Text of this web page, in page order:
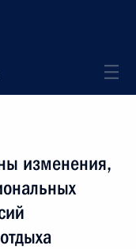
изменения,